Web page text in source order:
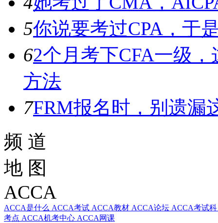
5你说要考过CPA，于
62个月考下CFA一级
方法
7FRM报名时，别遗漏
频 道
地 图
ACCA
ACCA是什么 ACCA考试 ACCA教材 ACCA论坛 ACCA考试
考点 ACCA机考中心 ACCA网课